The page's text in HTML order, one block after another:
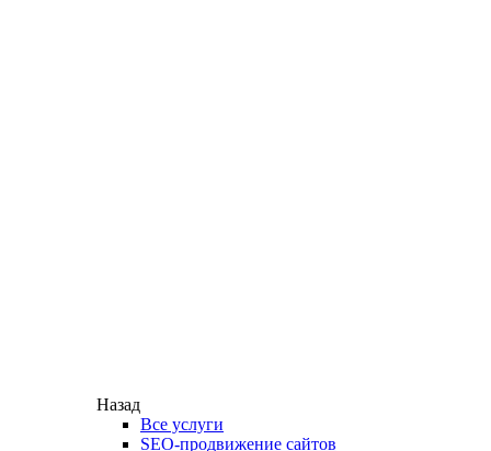
Назад
Все услуги
SEO-продвижение сайтов